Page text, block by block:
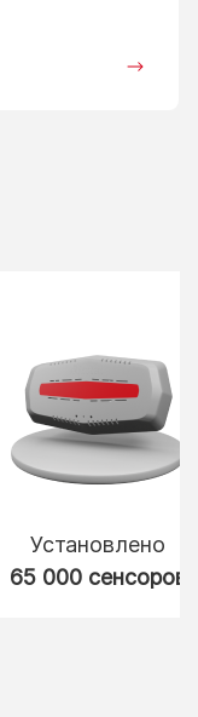
Установлено
65 000 сенсоров